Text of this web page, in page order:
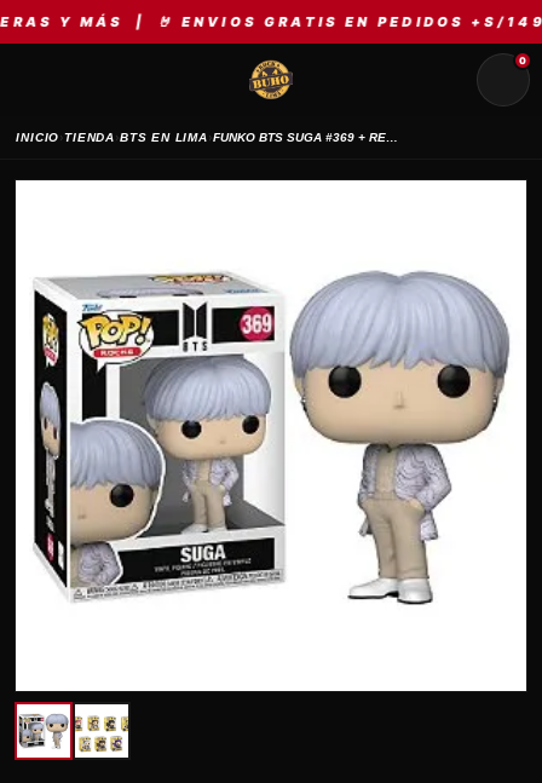
Y MÁS | 🤘 ENVIOS GRATIS EN PEDIDOS +S/149 |
0
INICIO›TIENDA›BTS EN LIMA› FUNKO BTS SUGA #369 + REGALO